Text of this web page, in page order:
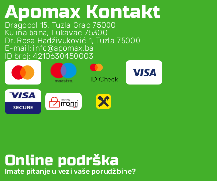
Apomax Kontakt
Dragodol 15, Tuzla Grad 75000
Kulina bana, Lukavac 75300
Dr. Rose Hadživuković 1, Tuzla 75000
E-mail: info@apomax.ba
ID broj: 4210630450003
Online podrška
Imate pitanje u vezi vaše porudžbine?